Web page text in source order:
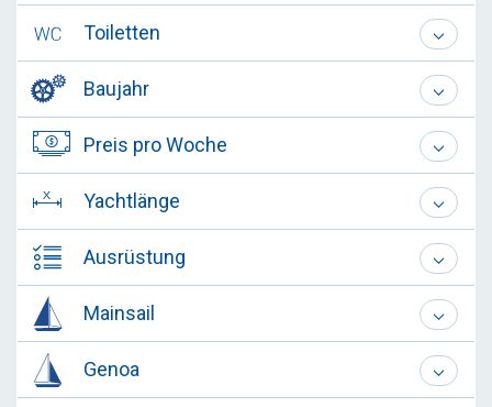
Toiletten
Baujahr
Preis pro Woche
Yachtlänge
Ausrüstung
Mainsail
Genoa